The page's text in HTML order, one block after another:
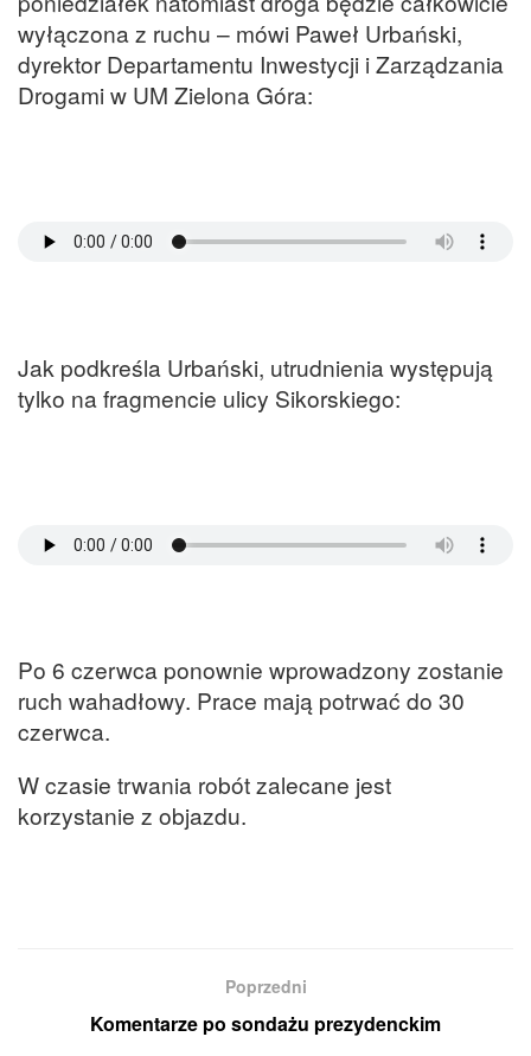
wyłączona z ruchu – mówi Paweł Urbański,
dyrektor Departamentu Inwestycji i Zarządzania
Drogami w UM Zielona Góra:
Jak podkreśla Urbański, utrudnienia występują
tylko na fragmencie ulicy Sikorskiego:
Po 6 czerwca ponownie wprowadzony zostanie
ruch wahadłowy. Prace mają potrwać do 30
czerwca.
W czasie trwania robót zalecane jest
korzystanie z objazdu.
Poprzedni
Komentarze po sondażu prezydenckim